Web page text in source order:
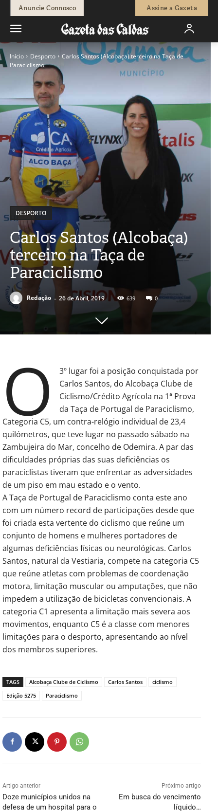
Anuncie Connosco Assine a Gazeta
Início Desporto
Carlos Santos (Alcobaça) terceiro na Taça de
Paraciclismo
DESPORTO
Carlos Santos (Alcobaça)
terceiro na Taça de
Paraciclismo
Redação - 26 de Abril, 2019 639 0
O
3º lugar foi a posição conquistada por
Carlos Santos, do Alcobaça Clube de
Ciclismo/Crédito Agrícola na 1ª Prova
da Taça de Portugal de Paraciclismo,
Categoria C5, um contra-relógio individual de 23,4
quilómetros, que teve lugar no passado sábado na
Zambujeira do Mar, concelho de Odemira. A par das
dificuldades próprias das suas deficiências os
paraciclistas tiveram que enfrentar as adversidades
de um piso em mau estado e o vento.
A Taça de Portugal de Paraciclismo conta este ano
com um número record de participações desde que
foi criada esta vertente do ciclismo que reúne um
conjunto de homens e mulheres portadores de
algumas deficiências físicas ou neurológicas. Carlos
Santos, natural da Vestiaria, compete na categoria C5
que reúne atletas com problemas de coordenação
motora, limitação muscular ou amputações, que não
impedem a utilização de bicicletas convencionais. A
categoria C1 apresenta a limitação mais severa aos
movimentos, enquanto C5 é a classe com menores
limitações para o desporto, apresentando ao nível
dos membros superiores.
TAGS Alcobaça Clube de Ciclismo Carlos Santos
ciclismo
Edição 5275
Paraciclismo
Artigo anterior
Doze municípios unidos na
defesa de um hospital para o
Próximo artigo
Em busca do vencimento
líquido…